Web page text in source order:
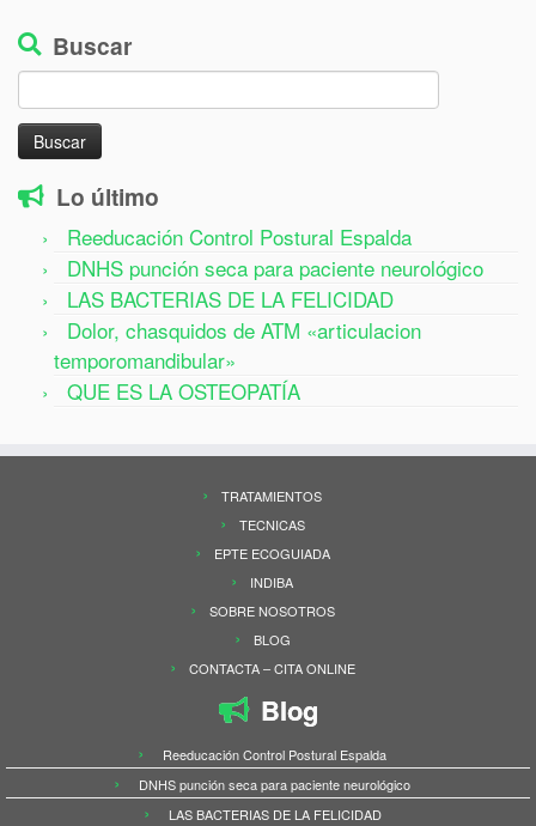
Buscar
Buscar:
Lo último
Reeducación Control Postural Espalda
DNHS punción seca para paciente neurológico
LAS BACTERIAS DE LA FELICIDAD
Dolor, chasquidos de ATM «articulacion
temporomandibular»
QUE ES LA OSTEOPATÍA
TRATAMIENTOS
TECNICAS
EPTE ECOGUIADA
INDIBA
SOBRE NOSOTROS
BLOG
CONTACTA – CITA ONLINE
Blog
Reeducación Control Postural Espalda
DNHS punción seca para paciente neurológico
LAS BACTERIAS DE LA FELICIDAD